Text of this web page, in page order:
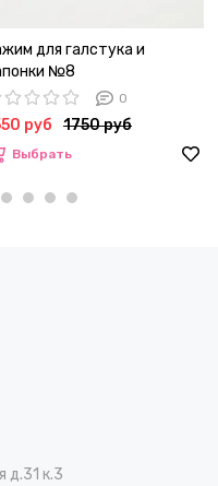
для галстука и
№8
0
руб 1750 руб
Выбрать
д.31 к.3